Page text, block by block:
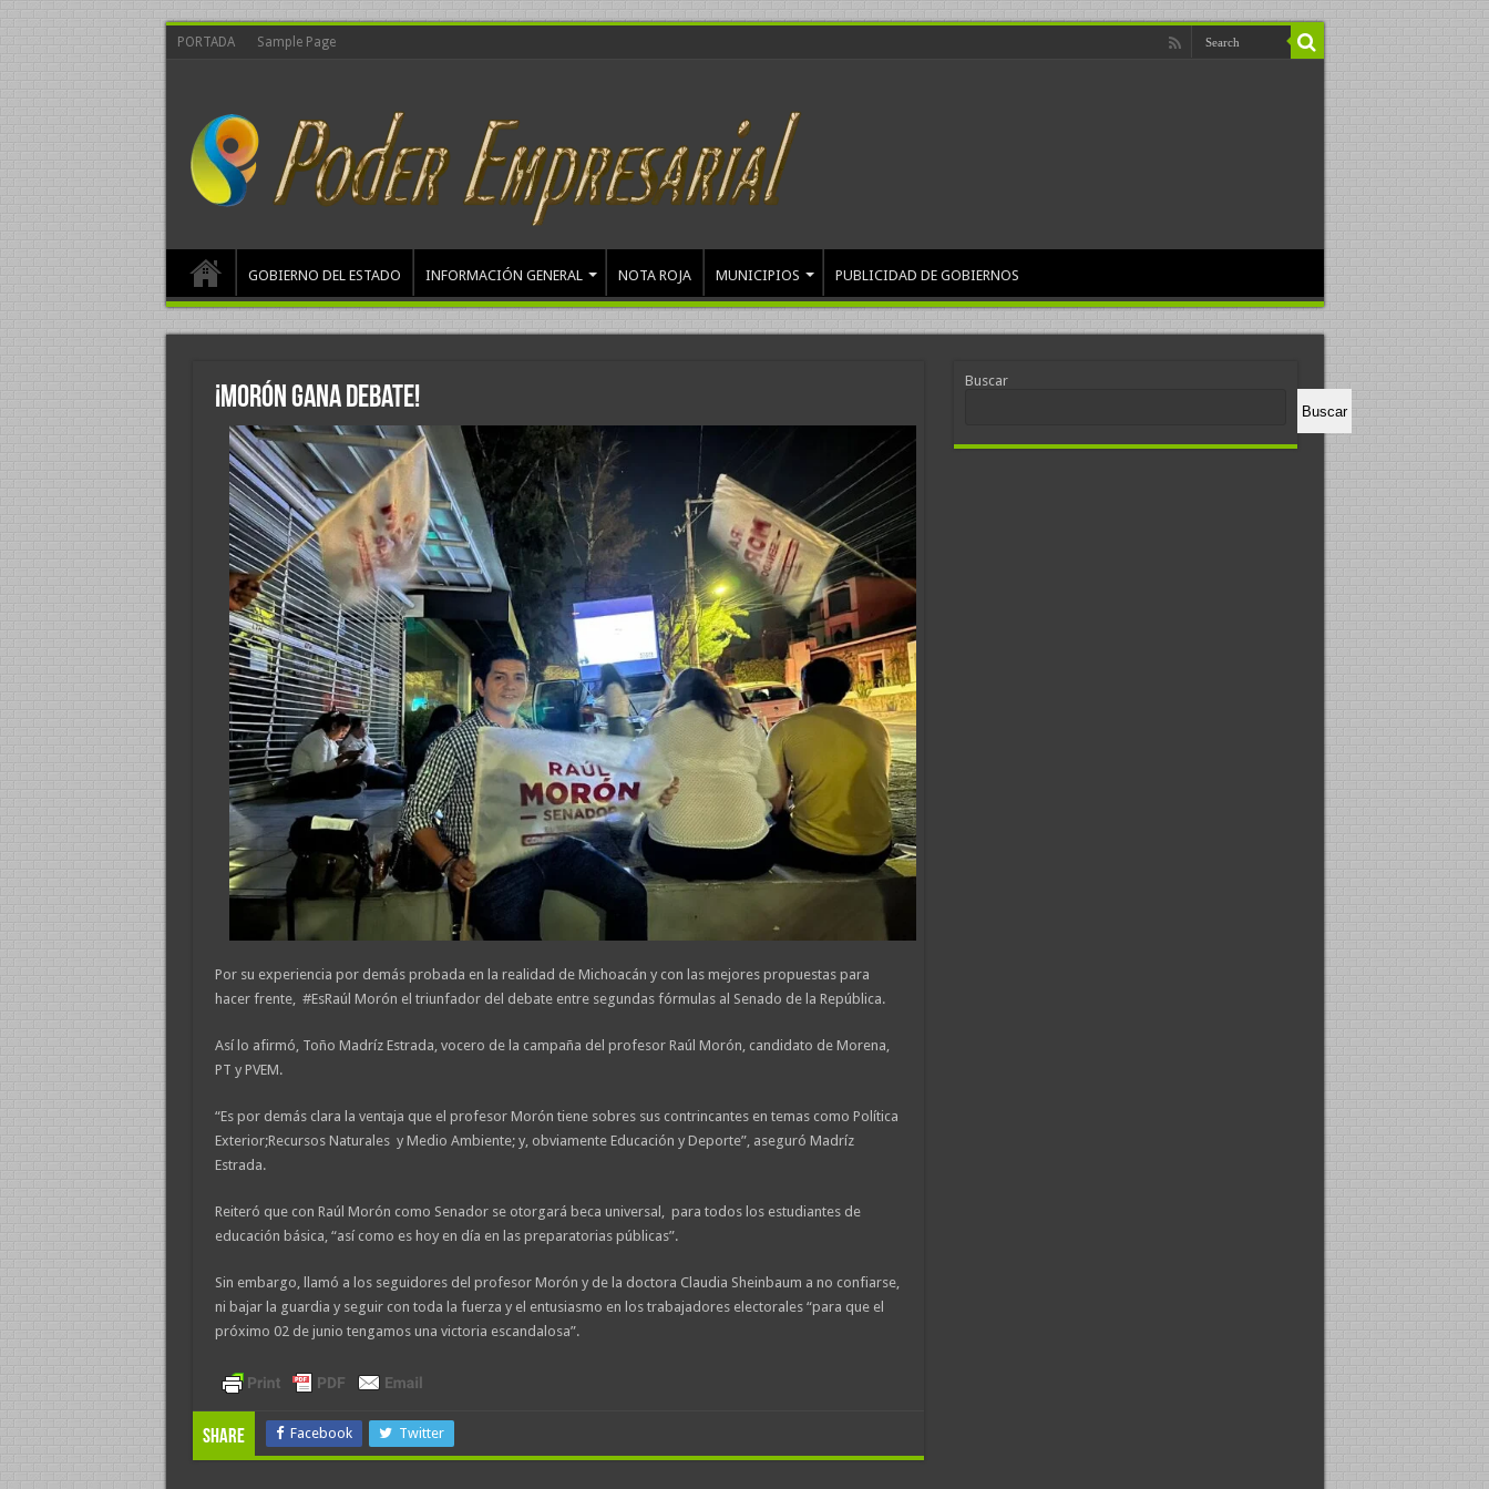
PORTADA Sample Page
GOBIERNO DEL ESTADO INFORMACIÓN GENERAL NOTA ROJA MUNICIPIOS PUBLICIDAD DE GOBIERNOS
¡Morón Gana Debate!
Por su experiencia por demás probada en la realidad de Michoacán y con las mejores propuestas para
hacer frente, #EsRaúl Morón el triunfador del debate entre segundas fórmulas al Senado de la República.
Así lo afirmó, Toño Madríz Estrada, vocero de la campaña del profesor Raúl Morón, candidato de Morena,
PT y PVEM.
“Es por demás clara la ventaja que el profesor Morón tiene sobres sus contrincantes en temas como Política
Exterior;Recursos Naturales y Medio Ambiente; y, obviamente Educación y Deporte”, aseguró Madríz
Estrada.
Reiteró que con Raúl Morón como Senador se otorgará beca universal, para todos los estudiantes de
educación básica, “así como es hoy en día en las preparatorias públicas”.
Sin embargo, llamó a los seguidores del profesor Morón y de la doctora Claudia Sheinbaum a no confiarse,
ni bajar la guardia y seguir con toda la fuerza y el entusiasmo en los trabajadores electorales “para que el
próximo 02 de junio tengamos una victoria escandalosa”.
Share Facebook Twitter
Buscar
Buscar